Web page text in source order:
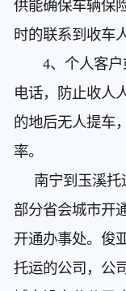
供能确保车辆保
时的联系到收车
4、个人客户
电话，防止收人
的地后无人提车
率。
南宁到玉溪托
部分省会城市开
开通办事处。俊
托运的公司，公